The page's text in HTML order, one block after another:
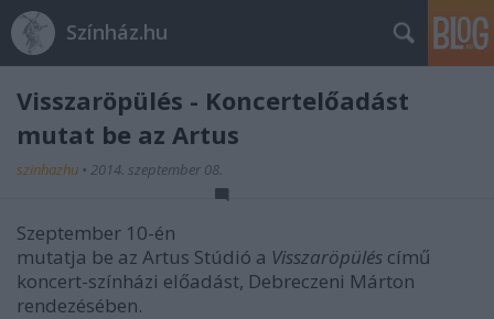
Színház.hu
Visszaröpülés - Koncertelőadást
mutat be az Artus
szinhazhu • 2014. szeptember 08.
Szeptember 10-én
mutatja be az Artus Stúdió a Visszaröpülés című
koncert-színházi előadást, Debreczeni Márton
rendezésében.